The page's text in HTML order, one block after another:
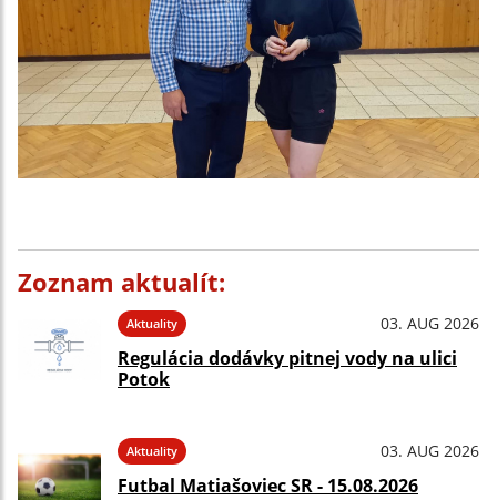
Zoznam aktualít:
Aktuality 03. AUG 2026
Regulácia dodávky pitnej vody na ulici
Potok
Aktuality 03. AUG 2026
Futbal Matiašoviec SR - 15.08.2026